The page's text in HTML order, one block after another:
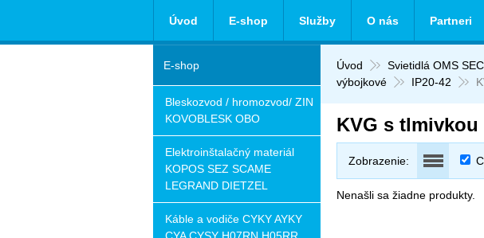
Úvod Svietidlá OMS
výbojkové
IP20-42
KVG s tlmivkou
Zobrazenie:
Nenašli sa žiadne produkty.
E-shop
Bleskozvod / hromozvod/ ZIN
KOVOBLESK OBO
Elektroinštalačný materiál
KOPOS SEZ SCAME
LEGRAND DIETZEL
Káble a vodiče CYKY AYKY
Úvod E-shop Služby O nás Partneri